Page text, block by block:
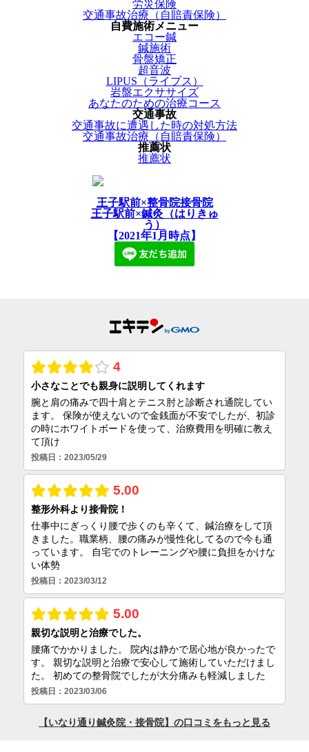
労災保険
交通事故治療（自賠責保険）
自費施術メニュー
エコー鍼
鍼施術
骨盤矯正
超音波
LIPUS（ライプス）
岩盤エクササイズ
あなたのための治療コース
交通事故
交通事故に遭遇した時の対処方法
交通事故治療（自賠責保険）
推薦状
推薦状
王子駅前×整骨院接骨院
王子駅前×鍼灸（はりきゅ
う）
【2021年1月時点】